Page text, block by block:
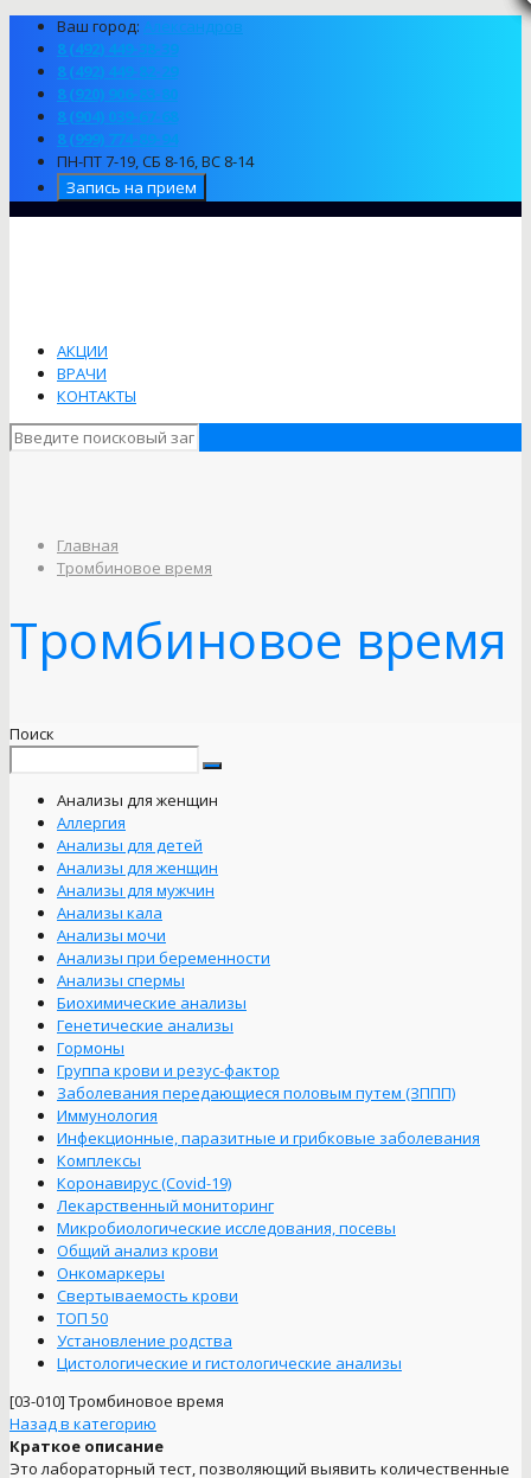
Ваш город: Александров
8 (492) 449-38-39
8 (492) 449-82-29
8 (920) 906-83-80
8 (904) 039-67-68
8 (999) 774-89-94
ПН-ПТ 7-19, СБ 8-16, ВС 8-14
Запись на прием
АКЦИИ
ВРАЧИ
КОНТАКТЫ
Главная
Тромбиновое время
Тромбиновое время
Поиск
Анализы для женщин
Аллергия
Анализы для детей
Анализы для женщин
Анализы для мужчин
Анализы кала
Анализы мочи
Анализы при беременности
Анализы спермы
Биохимические анализы
Генетические анализы
Гормоны
Группа крови и резус-фактор
Заболевания передающиеся половым путем (ЗППП)
Иммунология
Инфекционные, паразитные и грибковые заболевания
Комплексы
Коронавирус (Covid-19)
Лекарственный мониторинг
Микробиологические исследования, посевы
Общий анализ крови
Онкомаркеры
Свертываемость крови
ТОП 50
Установление родства
Цистологические и гистологические анализы
[03-010] Тромбиновое время
Назад в категорию
Краткое описание
Это лабораторный тест, позволяющий выявить количественные